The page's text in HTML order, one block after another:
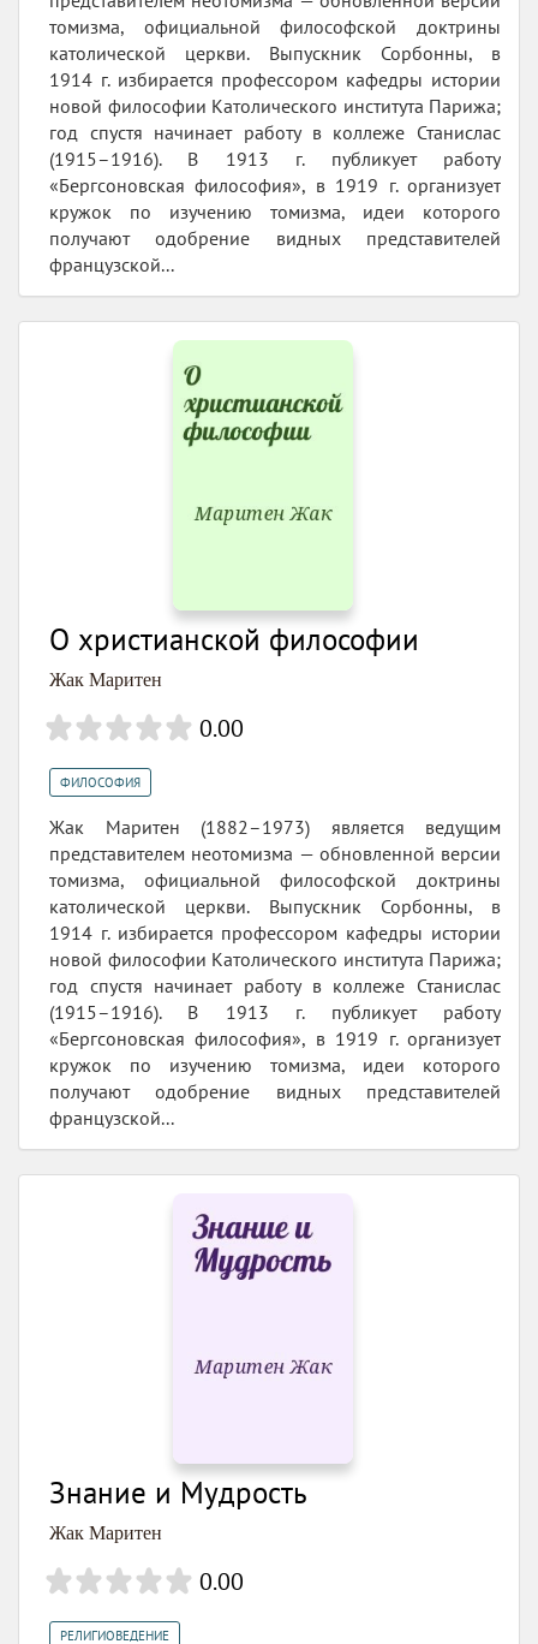
томизма, официальной философской доктрины
католической церкви. Выпускник Сорбонны, в
1914 г. избирается профессором кафедры истории
новой философии Католического института Парижа;
год спустя начинает работу в коллеже Станислас
(1915–1916). В 1913 г. публикует работу
«Бергсоновская философия», в 1919 г. организует
кружок по изучению томизма, идеи которого
получают одобрение видных представителей
французской...
О христианской философии
Жак Маритен
0.00
ФИЛОСОФИЯ
Жак Маритен (1882–1973) является ведущим
представителем неотомизма — обновленной версии
томизма, официальной философской доктрины
католической церкви. Выпускник Сорбонны, в
1914 г. избирается профессором кафедры истории
новой философии Католического института Парижа;
год спустя начинает работу в коллеже Станислас
(1915–1916). В 1913 г. публикует работу
«Бергсоновская философия», в 1919 г. организует
кружок по изучению томизма, идеи которого
получают одобрение видных представителей
французской...
Знание и Мудрость
Жак Маритен
0.00
РЕЛИГИОВЕДЕНИЕ